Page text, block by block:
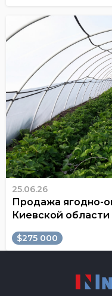
25.06.26
Продажа ягодно-
Киевской области
$275 000